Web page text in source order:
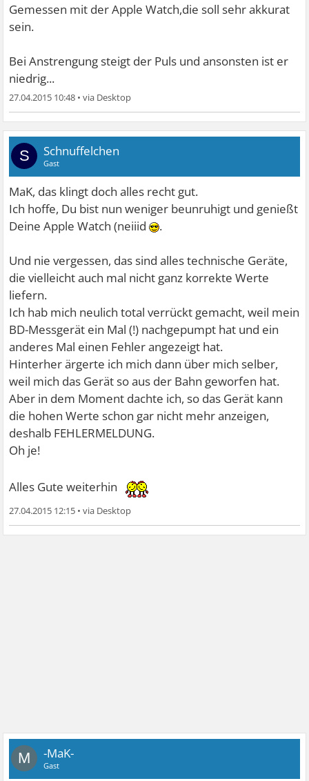
Gemessen mit der Apple Watch,die soll sehr akkurat
sein.
Bei Anstrengung steigt der Puls und ansonsten ist er
niedrig...
27.04.2015 10:48 •
S Schnuffelchen
Gast
MaK, das klingt doch alles recht gut.
Ich hoffe, Du bist nun weniger beunruhigt und genießt
Deine Apple Watch (neiiid
.
Und nie vergessen, das sind alles technische Geräte,
die vielleicht auch mal nicht ganz korrekte Werte
liefern.
Ich hab mich neulich total verrückt gemacht, weil mein
BD-Messgerät ein Mal (!) nachgepumpt hat und ein
anderes Mal einen Fehler angezeigt hat.
Hinterher ärgerte ich mich dann über mich selber,
weil mich das Gerät so aus der Bahn geworfen hat.
Aber in dem Moment dachte ich, so das Gerät kann
die hohen Werte schon gar nicht mehr anzeigen,
deshalb FEHLERMELDUNG.
Oh je!
Alles Gute weiterhin
27.04.2015 12:15 •
M -MaK-
Gast